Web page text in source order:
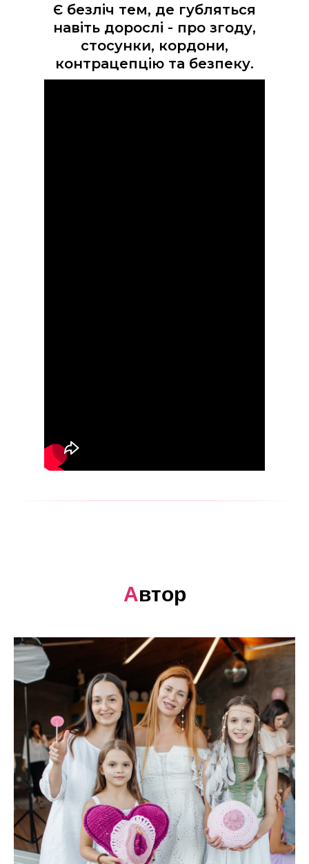
Є безліч тем, де губляться
навіть дорослі - про згоду,
стосунки, кордони,
контрацепцію та безпеку.
Автор